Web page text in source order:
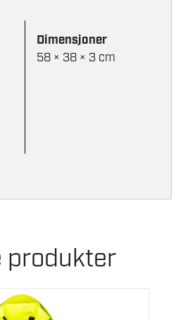
Dimensjoner
58 × 38 × 3 cm
produkter